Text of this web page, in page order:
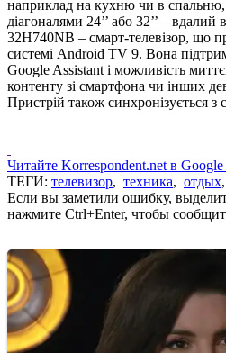
наприклад на кухню чи в спальню,
діагоналями 24’’ або 32’’ –
32H740NB – смарт-телевізор, що
системі Android TV 9. Вона
Google Assistant і можливість
контенту зі смартфона чи інших
Пристрій також синхронізується
Читайте Korrespondent.net в
ТЕГИ: телевизор, техника, отдых,
Если вы заметили ошибку,
нажмите Ctrl+Enter, чтобы